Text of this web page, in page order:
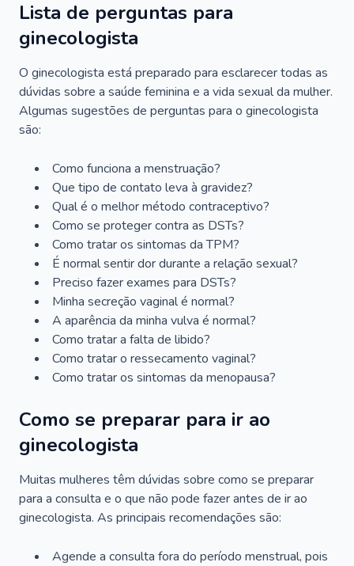
Lista de perguntas para
ginecologista
O ginecologista está preparado para esclarecer todas as
dúvidas sobre a saúde feminina e a vida sexual da mulher.
Algumas sugestões de perguntas para o ginecologista
são:
Como funciona a menstruação?
Que tipo de contato leva à gravidez?
Qual é o melhor método contraceptivo?
Como se proteger contra as DSTs?
Como tratar os sintomas da TPM?
É normal sentir dor durante a relação sexual?
Preciso fazer exames para DSTs?
Minha secreção vaginal é normal?
A aparência da minha vulva é normal?
Como tratar a falta de libido?
Como tratar o ressecamento vaginal?
Como tratar os sintomas da menopausa?
Como se preparar para ir ao
ginecologista
Muitas mulheres têm dúvidas sobre como se preparar
para a consulta e o que não pode fazer antes de ir ao
ginecologista. As principais recomendações são:
Agende a consulta fora do período menstrual, pois